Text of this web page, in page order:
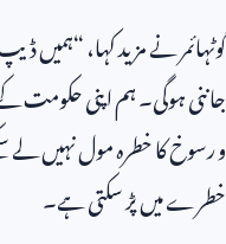
گوٹہائمر نے مزید کہا،
جاننی ہوگی۔ ہم اپنی حکومت
و رسوخ کا خطرہ مول نہیں لے
خطرے میں پڑ سکتی ہے۔